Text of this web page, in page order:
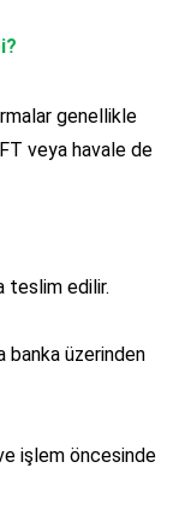
genellikle
veya havale de
teslim edilir.
banka üzerinden
işlem öncesinde